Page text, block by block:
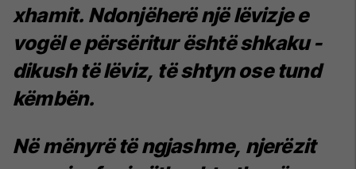
xhamit. Ndonjëherë një lëvizje e
vogël e përsëritur është shkaku -
dikush të lëviz, të shtyn ose tund
këmbën.
Në mënyrë të ngjashme, njerëzit